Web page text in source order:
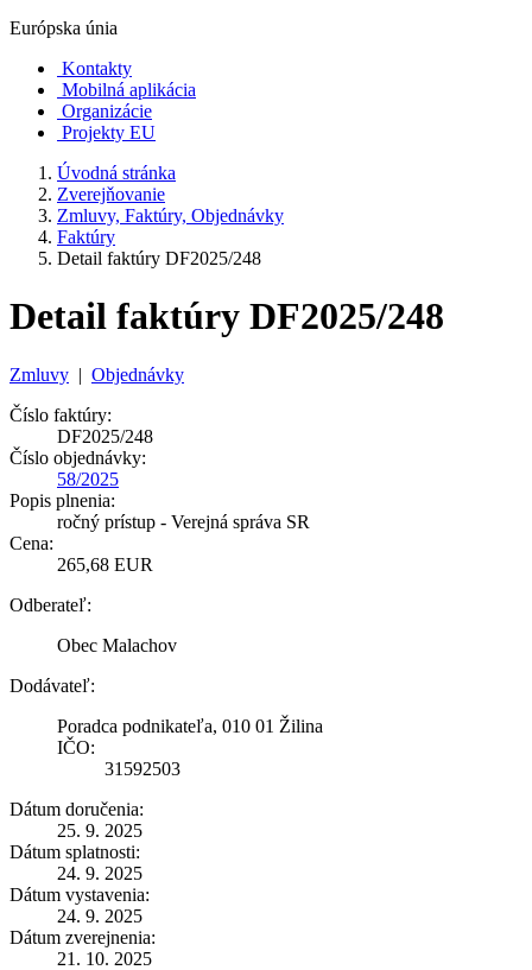
Európska únia
Kontakty
Mobilná aplikácia
Organizácie
Projekty EU
Úvodná stránka
Zverejňovanie
Zmluvy, Faktúry, Objednávky
Faktúry
Detail faktúry DF2025/248
Detail faktúry DF2025/248
Zmluvy | Objednávky
Číslo faktúry:
DF2025/248
Číslo objednávky:
58/2025
Popis plnenia:
ročný prístup - Verejná správa SR
Cena:
265,68 EUR
Odberateľ:
Obec Malachov
Dodávateľ:
Poradca podnikateľa, 010 01 Žilina
IČO:
31592503
Dátum doručenia:
25. 9. 2025
Dátum splatnosti:
24. 9. 2025
Dátum vystavenia:
24. 9. 2025
Dátum zverejnenia:
21. 10. 2025